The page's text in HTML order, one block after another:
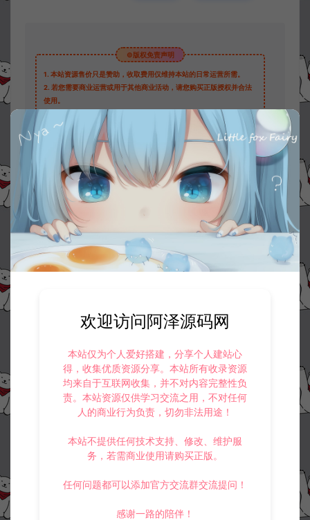
©版权免责声明
1. 本站资源售价只是赞助，收取费用仅维持本站的日常运营所需。
2. 若您需要商业运营或用于其他商业活动，请您购买正版授权并合法
使用。
如果本站有侵犯、不妥之处的资源，请在网站右边客服联系我们。
将会第一时间解决！
本站提供的所有资源仅供参考学习使用，不存在任何商业目的与商
业用途，请大家不要用于商用！
侵权联系邮箱：32838727@qq.com
阿泽源码网 大话专区
逍遥西游常用修改文件路径合集
https://www.lyzwlkj.vip/5585/hybk/dhzq/
复
上一篇：
精品西游水陆大会修改单人参加教程
下一篇：
常见问题
欢迎访问阿泽源码网
本站仅为个人爱好搭建，分享个人建站心
得，收集优质资源分享。本站所有收录资源
均来自于互联网收集，并不对内容完整性负
责。本站资源仅供学习交流之用，不对任何
人的商业行为负责，切勿非法用途！
本站不提供任何技术支持、修改、维护服
务，若需商业使用请购买正版。
任何问题都可以添加官方交流群交流提问！
感谢一路的陪伴！